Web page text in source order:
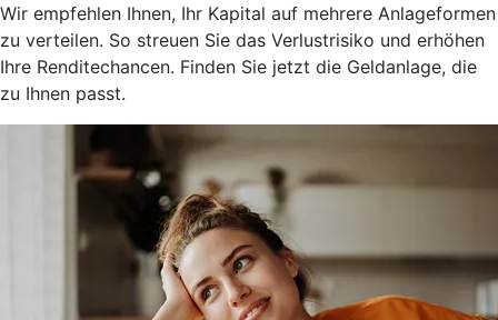
Wir empfehlen Ihnen, Ihr Kapital auf mehrere Anlageformen
zu verteilen. So streuen Sie das Verlustrisiko und erhöhen
Ihre Renditechancen. Finden Sie jetzt die Geldanlage, die
zu Ihnen passt.